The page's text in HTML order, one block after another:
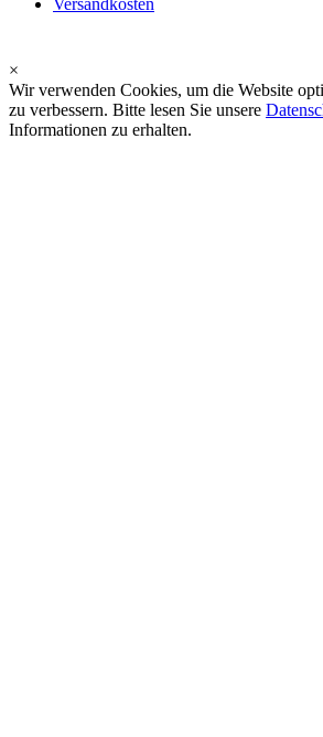
Versandkosten
×
Wir verwenden Cookies, um die Website
zu verbessern. Bitte lesen Sie unsere
Informationen zu erhalten.